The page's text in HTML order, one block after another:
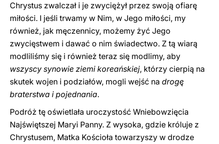
Chrystus zwalczał i je zwyciężył przez swoją ofiarę
miłości. I jeśli trwamy w Nim, w Jego miłości, my
również, jak męczennicy, możemy żyć Jego
zwycięstwem i dawać o nim świadectwo. Z tą wiarą
modliliśmy się i również teraz się modlimy, aby
wszyscy synowie ziemi koreańskiej, którzy cierpią na
skutek wojen i podziałów, mogli wejść na drogę
braterstwa i pojednania.
Podróż tę oświetlała uroczystość Wniebowzięcia
Najświętszej Maryi Panny. Z wysoka, gdzie króluje z
Chrystusem, Matka Kościoła towarzyszy w drodze